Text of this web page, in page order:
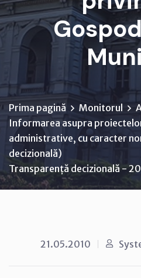
Prima pagină Monitorul
Informarea asupra
administrative, cu caracter
decizională)
Transparență decizională -
21.05.2010